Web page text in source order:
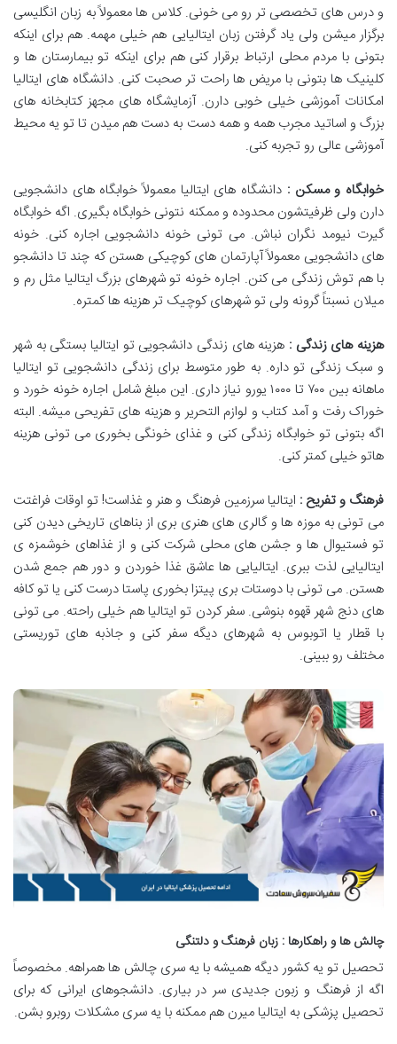
و درس های تخصصی تر رو می خونی. کلاس ها معمولاً به زبان انگلیسی
برگزار میشن ولی یاد گرفتن زبان ایتالیایی هم خیلی مهمه. هم برای اینکه
بتونی با مردم محلی ارتباط برقرار کنی هم برای اینکه تو بیمارستان ها و
کلینیک ها بتونی با مریض ها راحت تر صحبت کنی. دانشگاه های ایتالیا
امکانات آموزشی خیلی خوبی دارن. آزمایشگاه های مجهز کتابخانه های
بزرگ و اساتید مجرب همه و همه دست به دست هم میدن تا تو یه محیط
آموزشی عالی رو تجربه کنی.
خوابگاه و مسکن : دانشگاه های ایتالیا معمولاً خوابگاه های دانشجویی
دارن ولی ظرفیتشون محدوده و ممکنه نتونی خوابگاه بگیری. اگه خوابگاه
گیرت نیومد نگران نباش. می تونی خونه دانشجویی اجاره کنی. خونه
های دانشجویی معمولاً آپارتمان های کوچیکی هستن که چند تا دانشجو
با هم توش زندگی می کنن. اجاره خونه تو شهرهای بزرگ ایتالیا مثل رم و
میلان نسبتاً گرونه ولی تو شهرهای کوچیک تر هزینه ها کمتره.
هزینه های زندگی : هزینه های زندگی دانشجویی تو ایتالیا بستگی به شهر
و سبک زندگی تو داره. به طور متوسط برای زندگی دانشجویی تو ایتالیا
ماهانه بین ۷۰۰ تا ۱۰۰۰ یورو نیاز داری. این مبلغ شامل اجاره خونه خورد و
خوراک رفت و آمد کتاب و لوازم التحریر و هزینه های تفریحی میشه. البته
اگه بتونی تو خوابگاه زندگی کنی و غذای خونگی بخوری می تونی هزینه
هاتو خیلی کمتر کنی.
فرهنگ و تفریح : ایتالیا سرزمین فرهنگ و هنر و غذاست! تو اوقات فراغتت
می تونی به موزه ها و گالری های هنری بری از بناهای تاریخی دیدن کنی
تو فستیوال ها و جشن های محلی شرکت کنی و از غذاهای خوشمزه ی
ایتالیایی لذت ببری. ایتالیایی ها عاشق غذا خوردن و دور هم جمع شدن
هستن. می تونی با دوستات بری پیتزا بخوری پاستا درست کنی یا تو کافه
های دنج شهر قهوه بنوشی. سفر کردن تو ایتالیا هم خیلی راحته. می تونی
با قطار یا اتوبوس به شهرهای دیگه سفر کنی و جاذبه های توریستی
مختلف رو ببینی.
چالش ها و راهکارها : زبان فرهنگ و دلتنگی
تحصیل تو یه کشور دیگه همیشه با یه سری چالش ها همراهه. مخصوصاً
اگه از فرهنگ و زبون جدیدی سر در بیاری. دانشجوهای ایرانی که برای
تحصیل پزشکی به ایتالیا میرن هم ممکنه با یه سری مشکلات روبرو بشن.